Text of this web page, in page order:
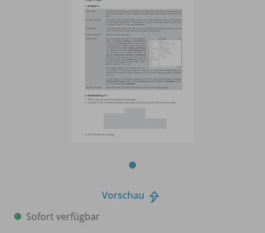
Vorschau
Sofort verfügbar